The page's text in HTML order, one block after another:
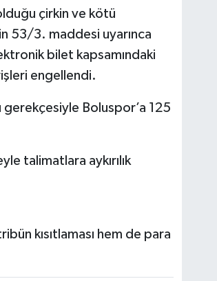
çirkin ve kötü
53/3. maddesi uyarınca
bilet kapsamındaki
engellendi.
gerekçesiyle Boluspor’a 125
talimatlara aykırılık
kısıtlaması hem de para